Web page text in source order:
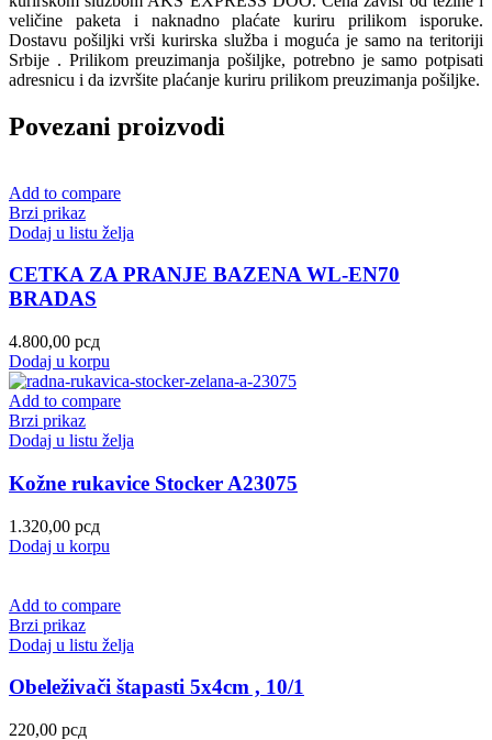
veličine paketa i naknadno plaćate kuriru prilikom isporuke.
Dostavu pošiljki vrši kurirska služba i moguća je samo na teritoriji
Srbije . Prilikom preuzimanja pošiljke, potrebno je samo potpisati
adresnicu i da izvršite plaćanje kuriru prilikom preuzimanja pošiljke.
Povezani proizvodi
Add to compare
Brzi prikaz
Dodaj u listu želja
CETKA ZA PRANJE BAZENA WL-EN70
BRADAS
4.800,00 рсд
Dodaj u korpu
Add to compare
Brzi prikaz
Dodaj u listu želja
Kožne rukavice Stocker A23075
1.320,00 рсд
Dodaj u korpu
Add to compare
Brzi prikaz
Dodaj u listu želja
Obeleživači štapasti 5x4cm , 10/1
220,00 рсд